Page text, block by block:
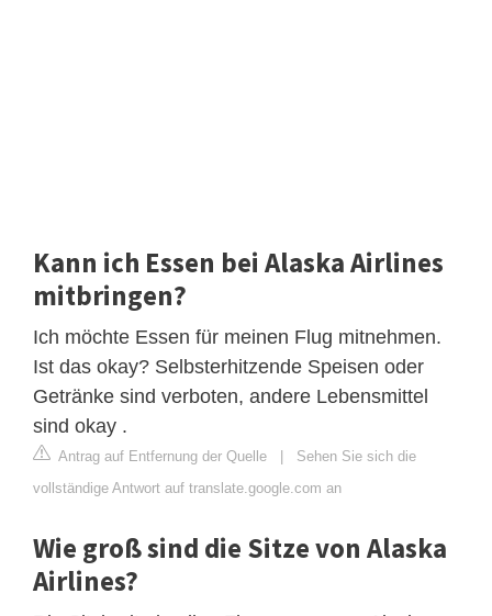
Kann ich Essen bei Alaska Airlines
mitbringen?
Ich möchte Essen für meinen Flug mitnehmen.
Ist das okay? Selbsterhitzende Speisen oder
Getränke sind verboten, andere Lebensmittel
sind okay .
Antrag auf Entfernung der Quelle | Sehen Sie sich die
vollständige Antwort auf translate.google.com an
Wie groß sind die Sitze von Alaska
Airlines?